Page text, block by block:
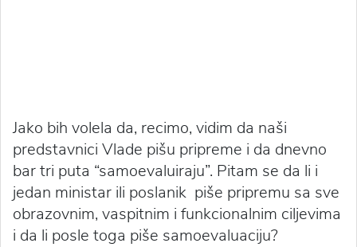
Jako bih volela da, recimo, vidim da naši
predstavnici Vlade pišu pripreme i da dnevno
bar tri puta “samoevaluiraju”. Pitam se da li i
jedan ministar ili poslanik piše pripremu sa sve
obrazovnim, vaspitnim i funkcionalnim ciljevima
i da li posle toga piše samoevaluaciju?